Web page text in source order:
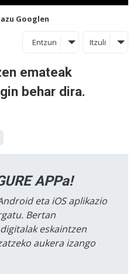
Googlen
Entzun Itzuli
emateak
behar dira.
APPa!
eta iOS aplikazio
Bertan
eskaintzen
aukera izango